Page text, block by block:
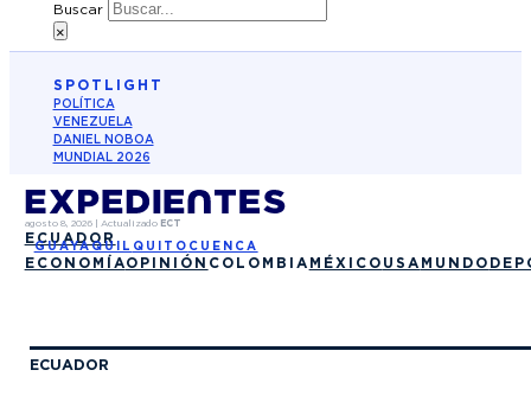
Buscar
×
SPOTLIGHT
POLÍTICA
VENEZUELA
DANIEL NOBOA
MUNDIAL 2026
agosto 8, 2026| Actualizado ECT
ECUADOR
GUAYAQUIL QUITO CUENCA
ECONOMÍAOPINIÓN COLOMBIA MÉXICO USA MUNDO
ECUADOR